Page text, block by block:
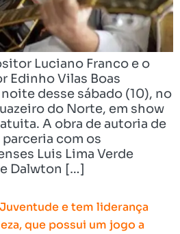
Luciano Franco e o
Edinho Vilas Boas
desse sábado (10), no
do Norte, em show
A obra de autoria de
com os
Luis Lima Verde
e Dalwton […]
e tem liderança
que possui um jogo a